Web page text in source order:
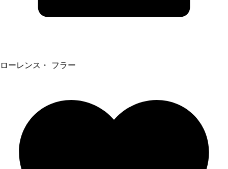
ローレンス・ フラー